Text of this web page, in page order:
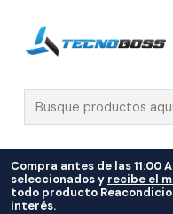
Compra antes de las 11:00
seleccionados y recibe el
todo producto
interés.